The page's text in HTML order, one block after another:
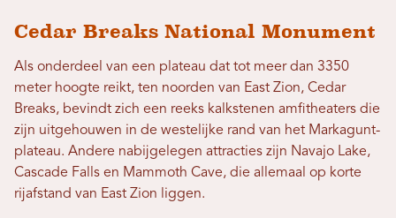
Cedar Breaks National Monument
Als onderdeel van een plateau dat tot meer dan 3350
meter hoogte reikt, ten noorden van East Zion, Cedar
Breaks, bevindt zich een reeks kalkstenen amfitheaters die
zijn uitgehouwen in de westelijke rand van het Markagunt-
plateau. Andere nabijgelegen attracties zijn Navajo Lake,
Cascade Falls en Mammoth Cave, die allemaal op korte
rijafstand van East Zion liggen.